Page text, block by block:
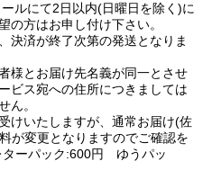
ルにて2日以内(日曜日を除く)に
の方はお申し付け下さい。
決済が終了次第の発送となりま
様とお届け先名義が同一とさせ
ビス宛への住所につきましては
ん。
けいたしますが、通常お届け(佐
が変更となりますのでご確認を
ターパック:600円 ゆうパッ